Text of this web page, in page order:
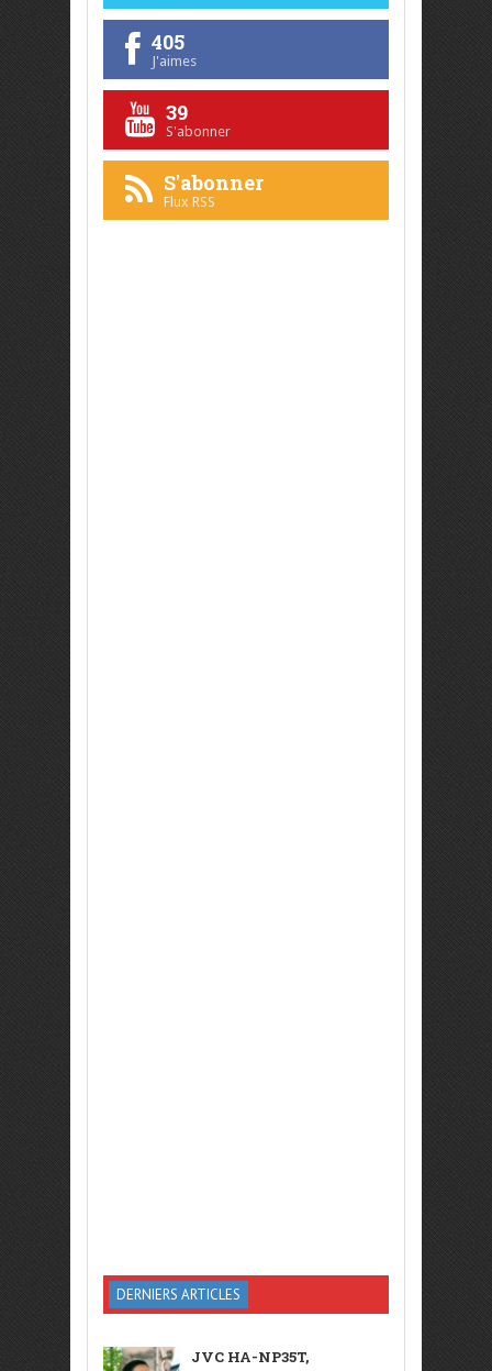
405
J'aimes
39
S'abonner
S'abonner
Flux RSS
DERNIERS ARTICLES
JVC HA-NP35T,